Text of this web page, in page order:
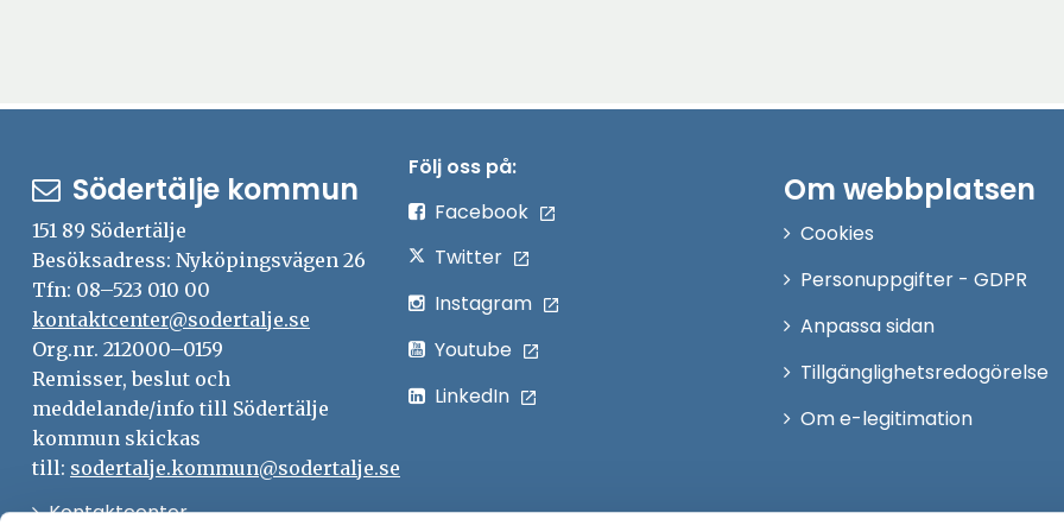
Södertälje kommun
151 89 Södertälje
Besöksadress: Nyköpingsvägen 26
Tfn: 08–523 010 00
kontaktcenter@sodertalje.se
Org.nr. 212000–0159
Remisser, beslut och
meddelande/info till Södertälje
kommun skickas
till: sodertalje.kommun@sodertalje.se
KontaktcenterÖppna
Följ oss på:
Facebook
Twitter
Instagram
Youtube
LinkedIn
Om webbplatsen
Cookies
Personuppgifter - GDPR
Anpassa sidan
Tillgänglighetsredogörelse
Om e-legitimation